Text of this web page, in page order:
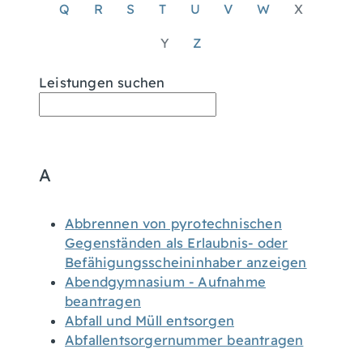
Q R S T U V W X
Y Z
Leistungen suchen
A
Abbrennen von pyrotechnischen
Gegenständen als Erlaubnis- oder
Befähigungsscheininhaber anzeigen
Abendgymnasium - Aufnahme
beantragen
Abfall und Müll entsorgen
Abfallentsorgernummer beantragen